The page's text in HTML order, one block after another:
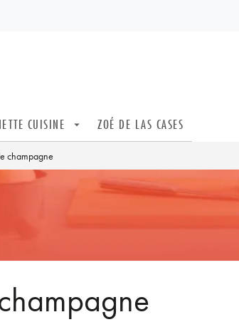
CUISINE arrow_drop_down ZOÉ DE LAS CASES
champagne